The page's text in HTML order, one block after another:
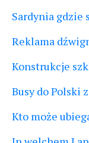
Sardynia gdzie
Reklama
Konstrukcje
Busy do Polski
Kto może